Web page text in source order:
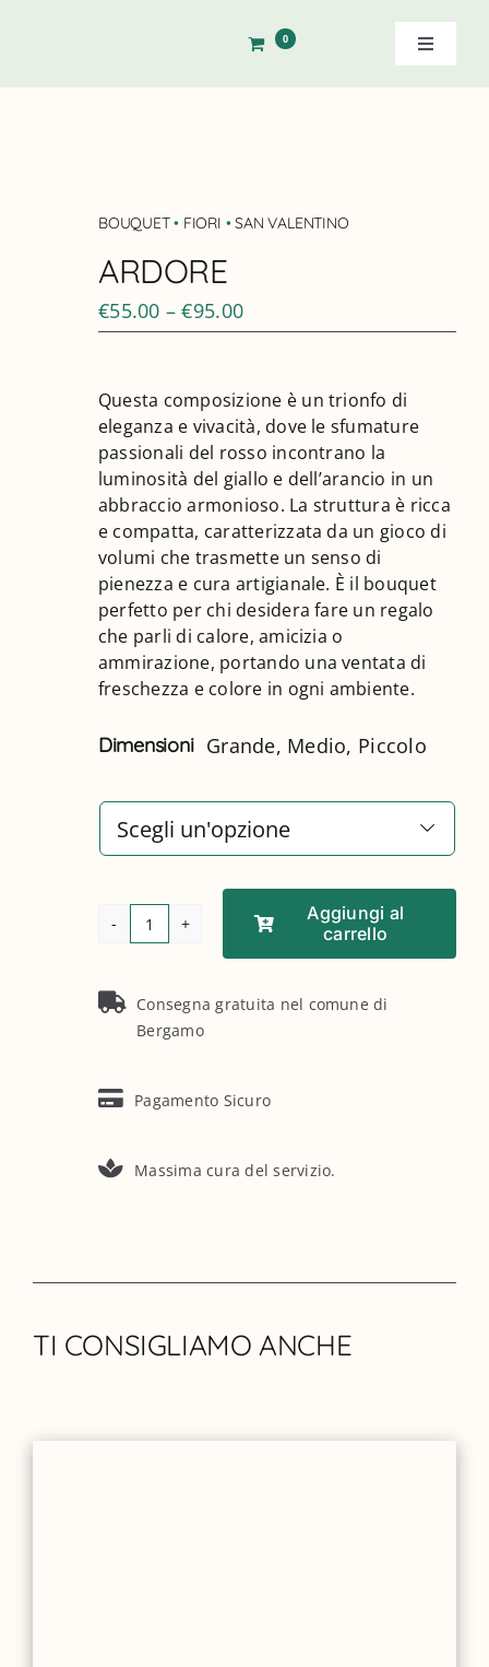
0
Toggle
Ordine Diretto
ACCOUNT
BOUQUET• FIORI •SAN VALENTINO
ARDORE
€55.00 –€95.00
Questa composizione è un trionfo di
eleganza e vivacità, dove le sfumature
passionali del rosso incontrano la
luminosità del giallo e dell’arancio in un
abbraccio armonioso. La struttura è ricca
e compatta, caratterizzata da un gioco di
volumi che trasmette un senso di
pienezza e cura artigianale. È il bouquet
perfetto per chi desidera fare un regalo
che parli di calore, amicizia o
ammirazione, portando una ventata di
freschezza e colore in ogni ambiente.
Dimensioni Grande, Medio, Piccolo

Ardore
Aggiungi al
carrello
Consegna gratuita nel comune di
Bergamo
Pagamento Sicuro
Massima cura del servizio.
TI CONSIGLIAMO ANCHE